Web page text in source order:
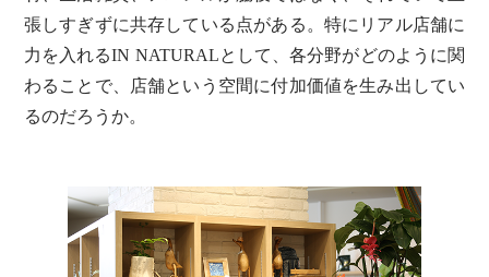
張しすぎずに共存している点がある。特にリアル店舗に
力を入れるIN NATURALとして、各分野がどのように関
わることで、店舗という空間に付加価値を生み出してい
るのだろうか。